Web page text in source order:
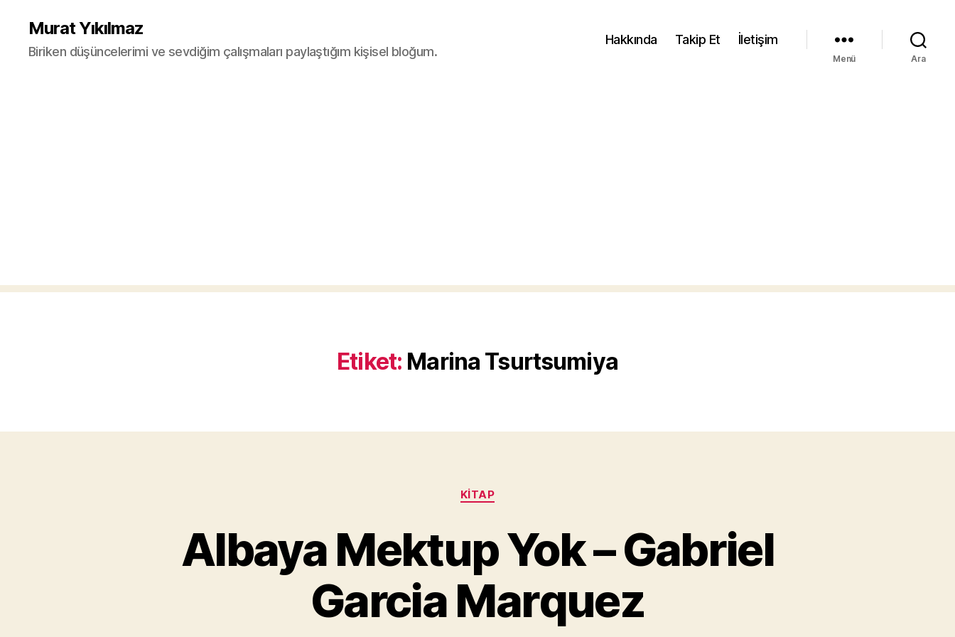
Murat Yıkılmaz
Biriken düşüncelerimi ve sevdiğim çalışmaları paylaştığım kişisel bloğum.
Hakkında Takip Et İletişim
Menü Ara
Etiket: Marina Tsurtsumiya
Kategoriler
KITAP
Albaya Mektup Yok – Gabriel
Garcia Marquez
a
M